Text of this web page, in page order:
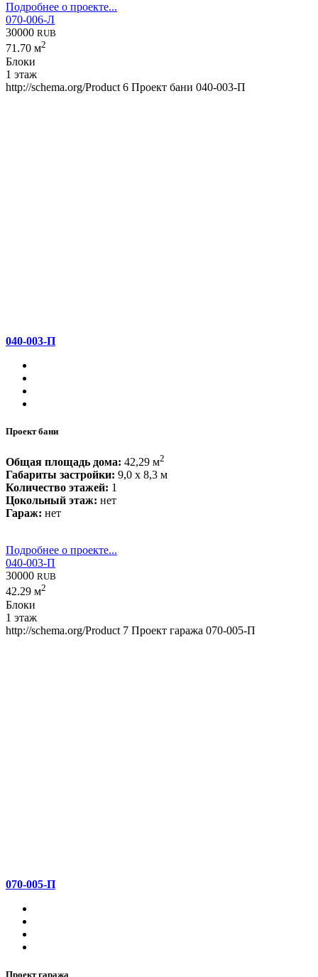
Подробнее о проекте...
070-006-Л
30000 RUB
71.70 м2
Блоки
1 этаж
http://schema.org/Product 6 Проект бани 040-003-П
040-003-П
Проект бани
Общая площадь дома: 42,29 м2
Габариты застройки: 9,0 x 8,3 м
Количество этажей: 1
Цокольный этаж: нет
Гараж: нет
Подробнее о проекте...
040-003-П
30000 RUB
42.29 м2
Блоки
1 этаж
http://schema.org/Product 7 Проект гаража 070-005-П
070-005-П
Проект гаража